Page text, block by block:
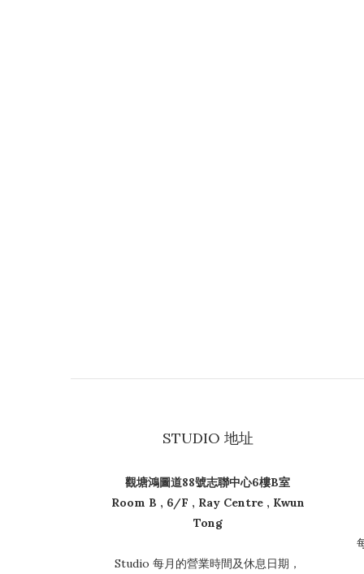
STUDIO 地址
觀塘鴻圖道88號志聯中心6樓B室
Room B , 6/F , Ray Centre , Kwun
Tong
Studio 每月的營業時間及休息日期，